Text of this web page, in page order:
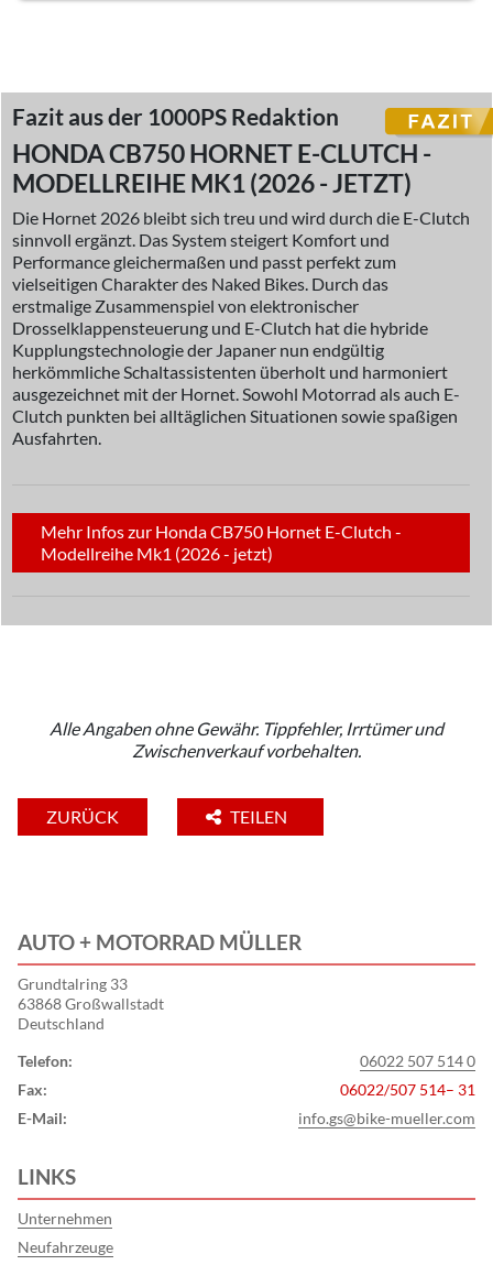
Fazit aus der 1000PS Redaktion
HONDA CB750 HORNET E-CLUTCH -
MODELLREIHE MK1 (2026 - JETZT)
Die Hornet 2026 bleibt sich treu und wird durch die E-Clutch
sinnvoll ergänzt. Das System steigert Komfort und
Performance gleichermaßen und passt perfekt zum
vielseitigen Charakter des Naked Bikes. Durch das
erstmalige Zusammenspiel von elektronischer
Drosselklappensteuerung und E-Clutch hat die hybride
Kupplungstechnologie der Japaner nun endgültig
herkömmliche Schaltassistenten überholt und harmoniert
ausgezeichnet mit der Hornet. Sowohl Motorrad als auch E-
Clutch punkten bei alltäglichen Situationen sowie spaßigen
Ausfahrten.
Mehr Infos zur Honda CB750 Hornet E-Clutch -
Modellreihe Mk1 (2026 - jetzt)
Alle Angaben ohne Gewähr. Tippfehler, Irrtümer und
Zwischenverkauf vorbehalten.
ZURÜCK TEILEN
AUTO + MOTORRAD MÜLLER
Grundtalring 33
63868 Großwallstadt
Deutschland
Telefon:
06022 507 514 0
Fax:
06022/507 514– 31
E-Mail:
info.gs@bike-mueller.com
LINKS
Unternehmen
Neufahrzeuge